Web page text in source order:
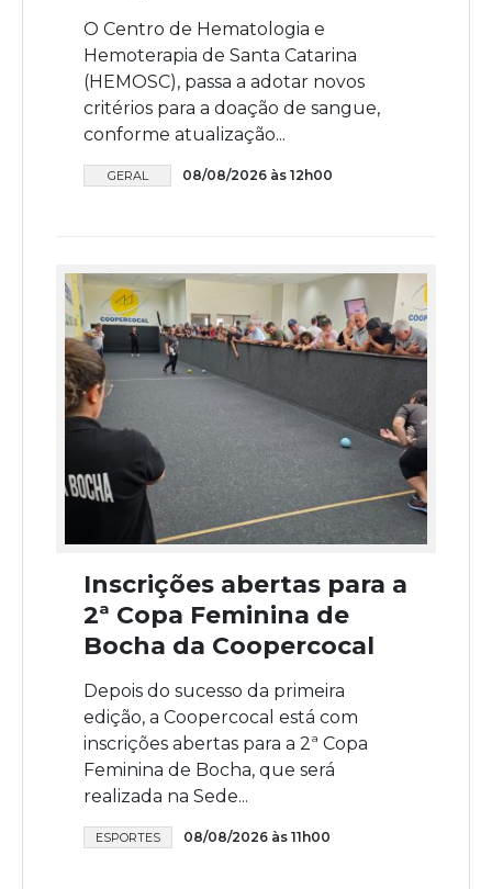
O Centro de Hematologia e
Hemoterapia de Santa Catarina
(HEMOSC), passa a adotar novos
critérios para a doação de sangue,
conforme atualização...
GERAL 08/08/2026 às 12h00
Inscrições abertas para a
2ª Copa Feminina de
Bocha da Coopercocal
Depois do sucesso da primeira
edição, a Coopercocal está com
inscrições abertas para a 2ª Copa
Feminina de Bocha, que será
realizada na Sede...
ESPORTES 08/08/2026 às 11h00